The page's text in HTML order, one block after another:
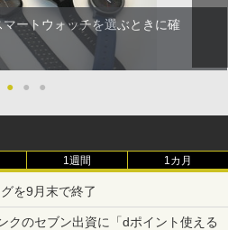
ートウォッチを選ぶときに確
● ● ●
1週間 1カ月
を9月末で終了
クのセブン出資に「dポイント使える